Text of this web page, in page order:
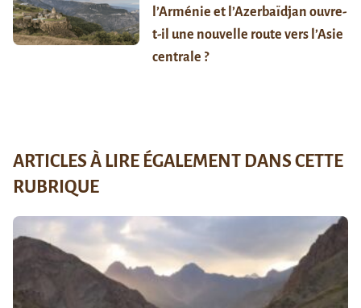
l’Arménie et l’Azerbaïdjan ouvre-
t-il une nouvelle route vers l’Asie
centrale ?
ARTICLES À LIRE ÉGALEMENT DANS CETTE
RUBRIQUE